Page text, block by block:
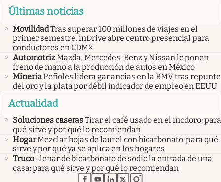
Últimas noticias
MovilidadTras superar 100 millones de viajes en el
primer semestre, inDrive abre centro presencial para
conductores en CDMX
AutomotrizMazda, Mercedes-Benz y Nissan le ponen
freno de mano a la producción de autos en México
MineríaPeñoles lidera ganancias en la BMV tras repunte
del oro y la plata por débil indicador de empleo en EEUU
Actualidad
Soluciones caserasTirar el café usado en el inodoro: para
qué sirve y por qué lo recomiendan
HogarMezclar hojas de laurel con bicarbonato: para qué
sirve y por qué ya se aplica en los hogares
TrucoLlenar de bicarbonato de sodio la entrada de una
casa: para qué sirve y por qué lo recomiendan
abre en nueva pestaña
abre en nueva pestaña
abre en nueva pestaña
abre en nueva pestaña
abre en nueva pestaña